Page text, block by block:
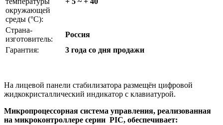
окружающей
среды (°С):
Страна-
изготовитель:
Россия
Гарантия:
3 года со дня продажи
На лицевой панели стабилизатора размещён цифровой
жидкокристаллический индикатор с клавиатурой.
Микропроцессорная система управления, реализованная
на микроконтроллере серии PIC, обеспечивает: